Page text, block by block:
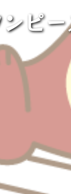
ピ